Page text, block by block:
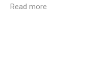
Read more